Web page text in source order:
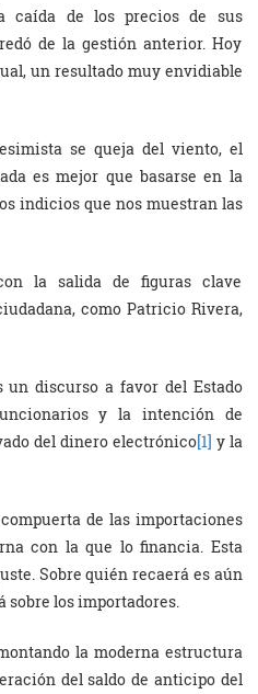
caída de los precios de sus
de la gestión anterior. Hoy
un resultado muy envidiable
se queja del viento, el
es mejor que basarse en la
indicios que nos muestran las
la salida de figuras clave
como Patricio Rivera,
un discurso a favor del Estado
y la intención de
del dinero electrónico[1] y la
de las importaciones
con la que lo financia. Esta
Sobre quién recaerá es aún
sobre los importadores.
la moderna estructura
del saldo de anticipo del